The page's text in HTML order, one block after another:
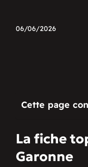
06/06/2026
Cette page
La fiche
Garonne